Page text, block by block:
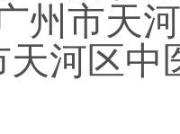
州市天
天河区中